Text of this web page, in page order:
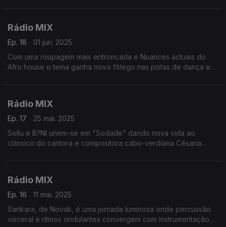
Rádio MIX
Ep. 18
01 jun. 2025
Com uma roupagem mais entroncada e Nuances actuais do
Afro house o tema ganha novo fôlego nas pistas de dança e
Rádio MIX
Ep. 17
25 mai. 2025
Sollu e B?NI unem-se em "Sodade" dando nova vida ao
clássico do cantora e compositora cabo-verdiana Césaria
Rádio MIX
Ep. 16
11 mai. 2025
Sankara, de Novak, é uma jornada luminosa onde percussão
visceral e ritmos ondulantes convergem com instrumentação